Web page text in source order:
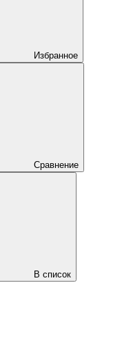
Избранное
Сравнение
В список